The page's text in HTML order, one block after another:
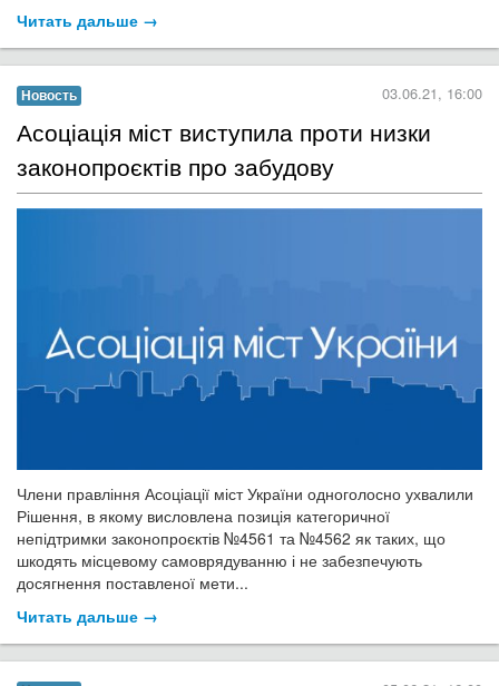
Читать дальше →
Новость 03.06.21, 16:00
​Асоціація міст виступила проти низки
законопроєктів про забудову
Члени правління Асоціації міст України одноголосно ухвалили
Рішення, в якому висловлена позиція категоричної
непідтримки законопроєктів №4561 та №4562 як таких, що
шкодять місцевому самоврядуванню і не забезпечують
досягнення поставленої мети...
Читать дальше →